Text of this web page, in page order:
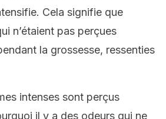
Cela signifie que
n’étaient pas perçues
la grossesse, ressenties
intenses sont perçus
il y a des odeurs qui ne